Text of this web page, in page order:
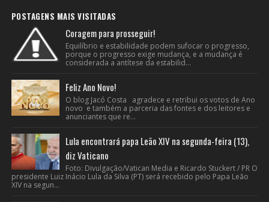
POSTAGENS MAIS VISITADAS
Coragem para prosseguir!
Equilíbrio e estabilidade podem sufocar o progresso,
porque o progresso exige mudança, e a mudança é
considerada a antítese da estabilid...
Feliz Ano Novo!
O blog Jacó Costa agradece e retribui os votos de Ano
novo e também a parceria das fontes e dos leitores e
anunciantes que re...
Lula encontrará papa Leão XIV na segunda-feira (13),
diz Vaticano
Foto: Divulgação/Vatican Media e Ricardo Stuckert / PR O
presidente Luiz Inácio Lula da Silva (PT) será recebido pelo Papa Leão
XIV na segun...